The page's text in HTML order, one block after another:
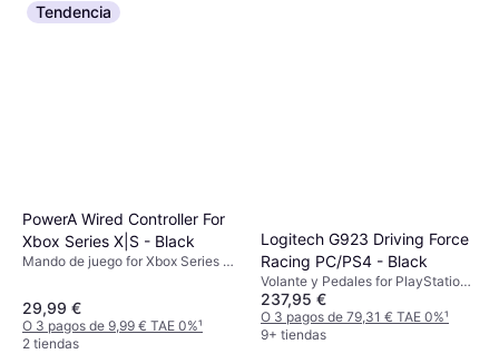
Tendencia
PowerA Wired Controller For
Xbox Series X|S - Black
Mando de juego for Xbox Series X,
29,99 €
O 3 pagos de 9,99 € TAE 0%¹
2 tiendas
Logitech G923 Driving Force
Racing PC/PS4 - Black
Volante y Pedales for PlayStation
5, PC, PlayStation 4
237,95 €
O 3 pagos de 79,31 € TAE 0%¹
9+ tiendas